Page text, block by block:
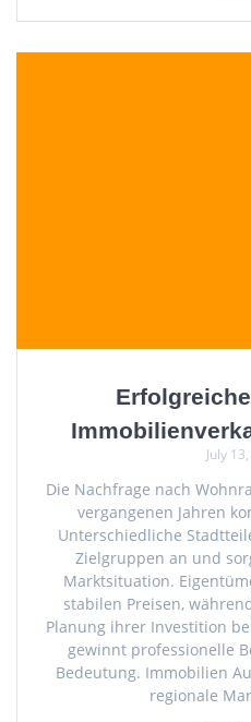
July
Die Nachfrage nach
vergangenen Jahren
Unterschiedliche
Zielgruppen an und
Marktsituation.
stabilen Preisen,
Planung ihrer Investition
gewinnt professionelle
Bedeutung. Immobilien
regionale